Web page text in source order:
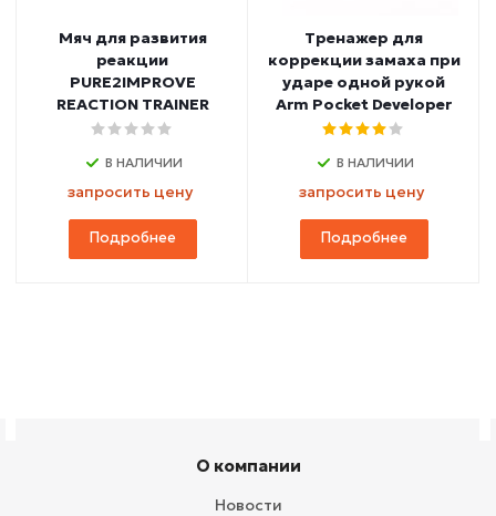
Мяч для развития
реакции
PURE2IMPROVE
REACTION TRAINER
В НАЛИЧИИ
запросить цену
Подробнее
Тренажер для
коррекции замаха при
ударе одной рукой
Arm Pocket Developer
В НАЛИЧИИ
запросить цену
Подробнее
О компании
Новости